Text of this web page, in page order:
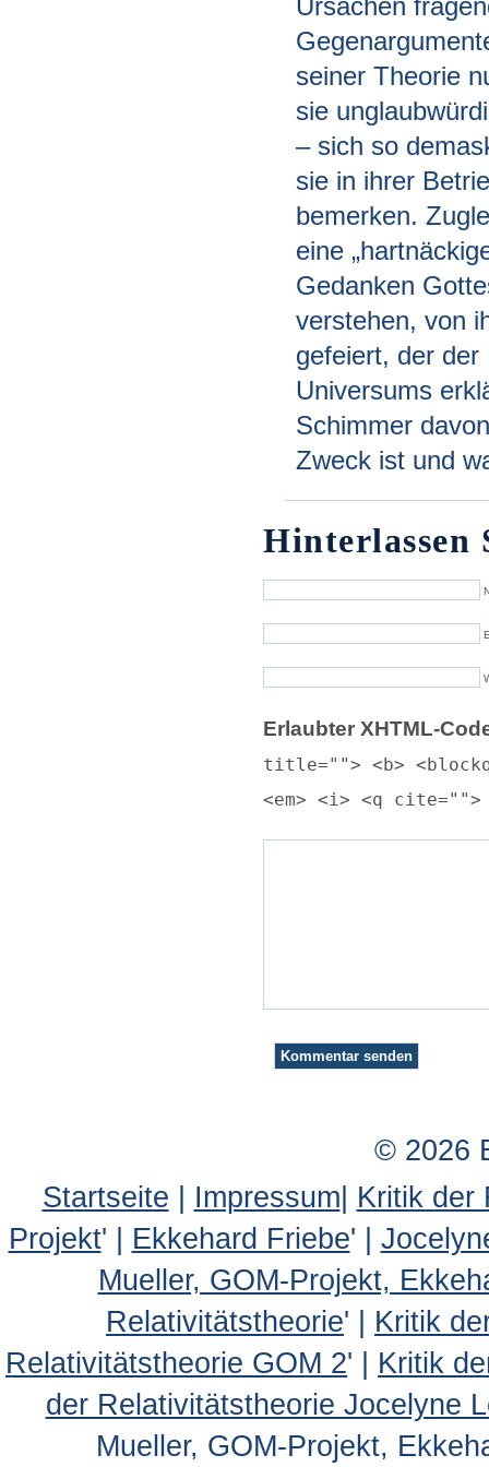
Ursachen
seiner Theorie
sie
– sich so
sie in ihrer
bemerken.
eine
Gedanken
verstehen, von
gefeiert, der der
Universums
Schimmer
Zweck ist und
Hinterlassen
Erlaubter XHTML-
title=""> <b>
<em> <i> <q
© 2026
Startseite | Impressum| Kritik der
Projekt' | Ekkehard Friebe' |
Mueller, GOM-Projekt,
Relativitätstheorie' | Kritik
Relativitätstheorie GOM 2' | Kritik
der Relativitätstheorie Jocelyne
Mueller, GOM-Projekt,